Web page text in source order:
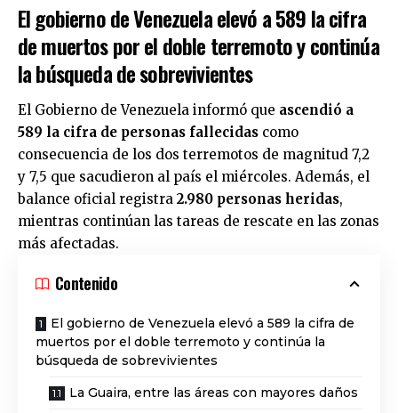
El gobierno de Venezuela elevó a 589 la cifra
de muertos por el doble terremoto y continúa
la búsqueda de sobrevivientes
El Gobierno de Venezuela informó que ascendió a
589 la cifra de personas fallecidas como
consecuencia de los dos terremotos de magnitud 7,2
y 7,5 que sacudieron al país el miércoles. Además, el
balance oficial registra 2.980 personas heridas,
mientras continúan las tareas de rescate en las zonas
más afectadas.
Contenido
El gobierno de Venezuela elevó a 589 la cifra de
muertos por el doble terremoto y continúa la
búsqueda de sobrevivientes
La Guaira, entre las áreas con mayores daños